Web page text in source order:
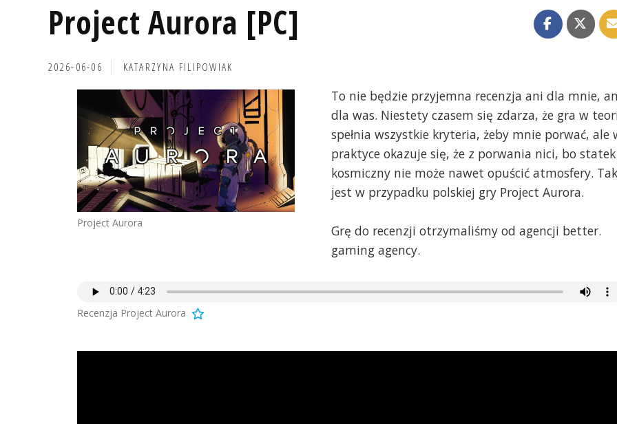
Project Aurora [PC]
2026-06-06 KATARZYNA FILIPOWIAK
Project Aurora
To nie będzie przyjemna recenzja ani dla mnie,
dla was. Niestety czasem się zdarza, że gra w
spełnia wszystkie kryteria, żeby mnie porwać, ale
praktyce okazuje się, że z porwania nici, bo statek
kosmiczny nie może nawet opuścić atmosfery. Tak
jest w przypadku polskiej gry Project Aurora.
Grę do recenzji otrzymaliśmy od agencji better.
gaming agency.
Recenzja Project Aurora